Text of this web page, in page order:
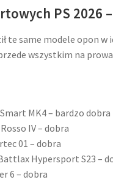
PS 2026
te same modele opon
wszystkim na
MK4 – bardzo dobra
IV – dobra
01 – dobra
Hypersport S23 –
6 – dobra